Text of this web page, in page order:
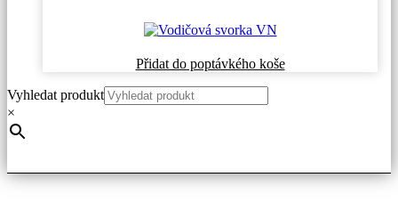
Přidat do poptávkého koše
Vyhledat produkt
×